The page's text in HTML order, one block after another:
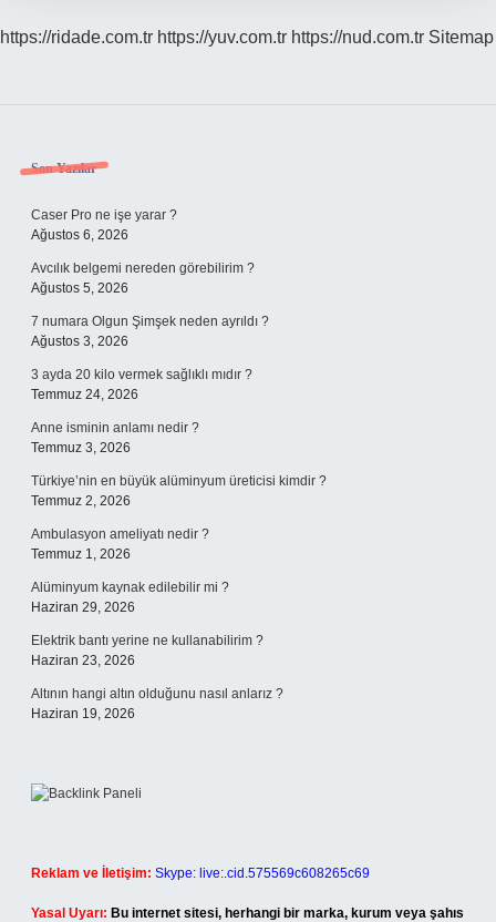
https://ridade.com.tr https://yuv.com.tr https://nud.com.tr Sitemap
Sidebar
Son Yazılar
Caser Pro ne işe yarar ?
Ağustos 6, 2026
Avcılık belgemi nereden görebilirim ?
Ağustos 5, 2026
7 numara Olgun Şimşek neden ayrıldı ?
Ağustos 3, 2026
3 ayda 20 kilo vermek sağlıklı mıdır ?
Temmuz 24, 2026
Anne isminin anlamı nedir ?
Temmuz 3, 2026
Türkiye’nin en büyük alüminyum üreticisi kimdir ?
Temmuz 2, 2026
Ambulasyon ameliyatı nedir ?
Temmuz 1, 2026
Alüminyum kaynak edilebilir mi ?
Haziran 29, 2026
Elektrik bantı yerine ne kullanabilirim ?
Haziran 23, 2026
Altının hangi altın olduğunu nasıl anlarız ?
Haziran 19, 2026
Reklam ve İletişim: Skype: live:.cid.575569c608265c69
Yasal Uyarı: Bu internet sitesi, herhangi bir marka, kurum veya şahıs